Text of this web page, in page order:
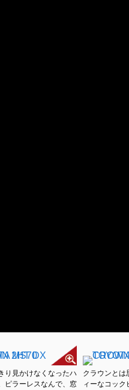
り見かけなくなったハ
ピラーレスなんで、窓
クラウンとは
ィーなコック